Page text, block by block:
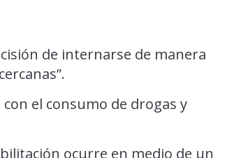
de internarse de manera
el consumo de drogas y
ocurre en medio de un